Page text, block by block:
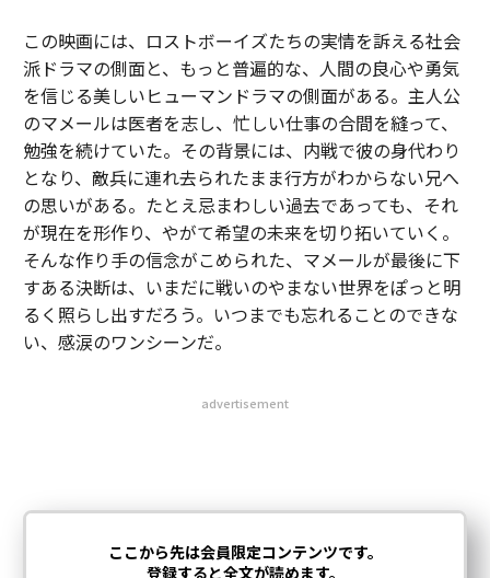
この映画には、ロストボーイズたちの実情を訴える社会
派ドラマの側面と、もっと普遍的な、人間の良心や勇気
を信じる美しいヒューマンドラマの側面がある。主人公
のマメールは医者を志し、忙しい仕事の合間を縫って、
勉強を続けていた。その背景には、内戦で彼の身代わり
となり、敵兵に連れ去られたまま行方がわからない兄へ
の思いがある。たとえ忌まわしい過去であっても、それ
が現在を形作り、やがて希望の未来を切り拓いていく。
そんな作り手の信念がこめられた、マメールが最後に下
すある決断は、いまだに戦いのやまない世界をぽっと明
るく照らし出すだろう。いつまでも忘れることのできな
い、感涙のワンシーンだ。
advertisement